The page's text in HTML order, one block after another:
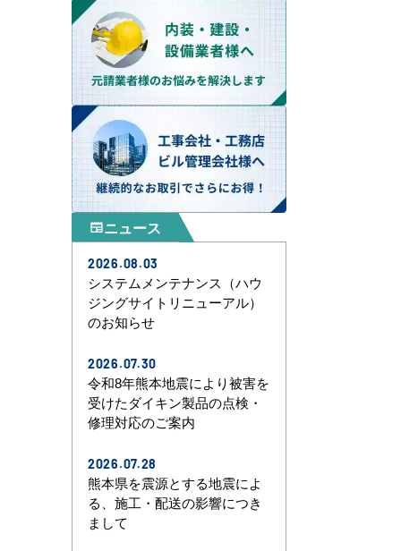
newspaperニュース
2026.08.03
システムメンテナンス（ハウ
ジングサイトリニューアル）
のお知らせ
2026.07.30
令和8年熊本地震により被害を
受けたダイキン製品の点検・
修理対応のご案内
2026.07.28
熊本県を震源とする地震によ
る、施工・配送の影響につき
まして